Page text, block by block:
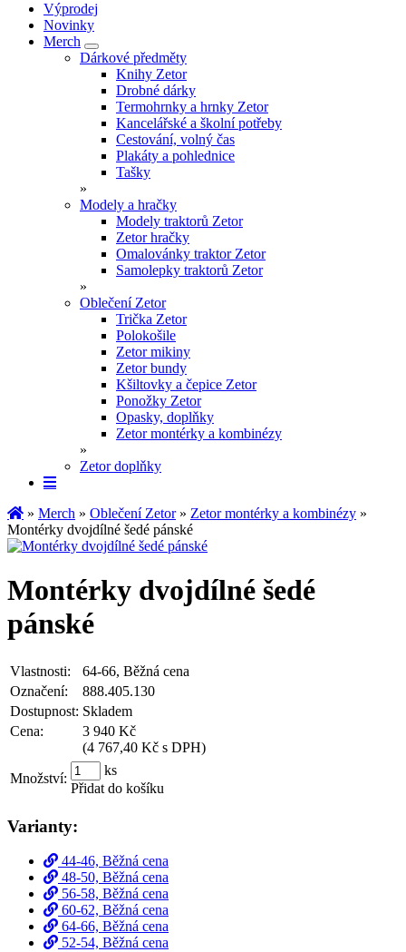
Výprodej
Novinky
Merch
Dárkové předměty
Knihy Zetor
Drobné dárky
Termohrnky a hrnky Zetor
Kancelářské a školní potřeby
Cestování, volný čas
Plakáty a pohlednice
Tašky
»
Modely a hračky
Modely traktorů Zetor
Zetor hračky
Omalovánky traktor Zetor
Samolepky traktorů Zetor
»
Oblečení Zetor
Trička Zetor
Polokošile
Zetor mikiny
Zetor bundy
Kšiltovky a čepice Zetor
Ponožky Zetor
Opasky, doplňky
Zetor montérky a kombinézy
»
Zetor doplňky
» Merch » Oblečení Zetor» Zetor montérky a kombinézy »
Montérky dvojdílné šedé pánské
Montérky dvojdílné šedé
pánské
Vlastnosti:
64-66, Běžná cena
Označení:
888.405.130
Dostupnost: Skladem
Cena:
3 940 Kč
(4 767,40 Kč s DPH)
Množství:
ks
Přidat do košíku
Varianty:
44-46, Běžná cena
48-50, Běžná cena
56-58, Běžná cena
60-62, Běžná cena
64-66, Běžná cena
52-54, Běžná cena